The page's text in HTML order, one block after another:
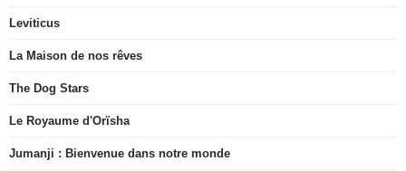
Leviticus
La Maison de nos rêves
The Dog Stars
Le Royaume d'Orïsha
Jumanji : Bienvenue dans notre monde